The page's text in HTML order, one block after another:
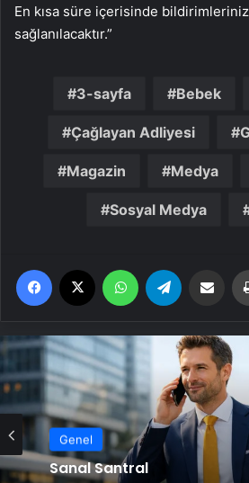
En kısa süre içerisinde
sağlanılacaktır.”
3-sayfa Bebek
Çağlayan Adliyesi
Magazin Medya
Sosyal Medya
Facebook WhatsApp Email'den
Genel
Sanal Santral